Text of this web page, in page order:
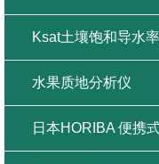
射/紫外辐射/总辐射
Ksat土壤饱和导水
水果质地分析仪
日本HORIBA 便携